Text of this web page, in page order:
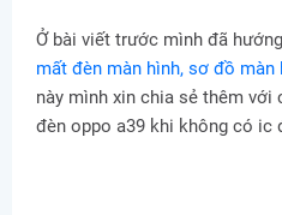
Ở bài viết trước mình đã
mất đèn màn hình, sơ đồ màn
này mình xin chia sẻ thêm với
đèn oppo a39 khi không có ic